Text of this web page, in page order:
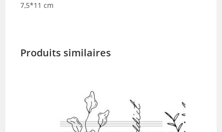
7,5*11 cm
Produits similaires